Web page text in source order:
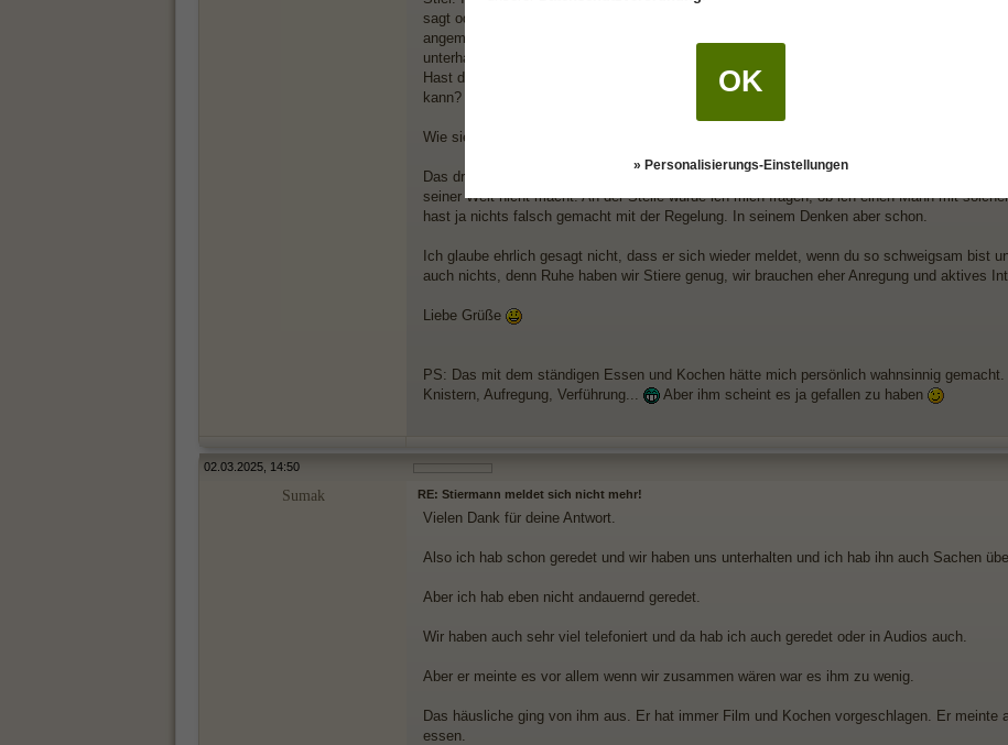
sagt oder nur auf Fragen reagiert, wenn du ihn nichts über ihn fragst, nicht neugierig bist,
angemacht hat 😅 Da würde ich auch irgendwann auf stur schalten. Glaub mir, er hätte es
unterhalten hättet. Und hey du bist doch
! Die suchen doch eigentlich gerne das
Hast du nur jemanden zum Ausruhen gesucht oder einen Partner, mit dem man anregende
kann?
Wie sieht Kennenlernen eigentlich für dich aus?
Das dritte ist das mit deinen Kindern, dass du sie allein gelassen hast. War ein
seiner Welt nicht macht. An der Stelle würde ich mich fragen, ob ich einen Mann mit
hast ja nichts falsch gemacht mit der Regelung. In seinem Denken aber schon.
Ich glaube ehrlich gesagt nicht, dass er sich wieder meldet, wenn du so schweigsam bist
auch nichts, denn Ruhe haben wir Stiere genug, wir brauchen eher Anregung und aktives
Liebe Grüße
PS: Das mit dem ständigen Essen und Kochen hätte mich persönlich wahnsinnig
Knistern, Aufregung, Verführung...
Aber ihm scheint es ja gefallen zu haben
02.03.2025, 14:50
Sumak RE: Stiermann meldet sich nicht mehr!
Vielen Dank für deine Antwort.
Also ich hab schon geredet und wir haben uns unterhalten und ich hab ihn auch Sachen
Aber ich hab eben nicht andauernd geredet.
Wir haben auch sehr viel telefoniert und da hab ich auch geredet oder in Audios auch.
Aber er meinte es vor allem wenn wir zusammen wären war es ihm zu wenig.
Das häusliche ging von ihm aus. Er hat immer Film und Kochen vorgeschlagen. Er meinte
essen.
OK
» Personalisierungs-Einstellungen